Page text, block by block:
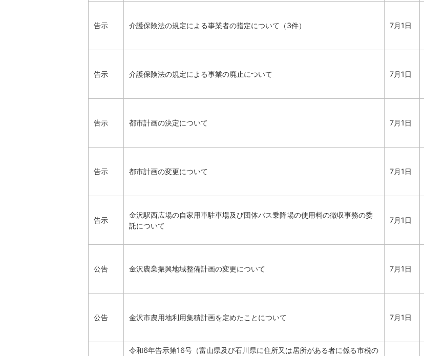
告示 介護保険法の規定による事業者の指定について（3件） 7月1日
告示 介護保険法の規定による事業の廃止について 7月1日
告示 都市計画の決定について 7月1日
告示 都市計画の変更について 7月1日
告示
金沢駅西広場の自家用車駐車場及び団体バス乗降場の使用料の徴収事務の委
託について
7月1日
公告 金沢農業振興地域整備計画の変更について 7月1日
公告 金沢市農用地利用集積計画を定めたことについて 7月1日
令和6年告示第16号（富山県及び石川県に住所又は居所がある者に係る市税の